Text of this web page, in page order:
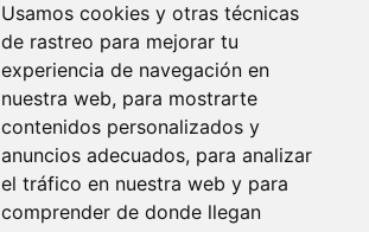
Usamos cookies y otras técnicas
de rastreo para mejorar tu
experiencia de navegación en
nuestra web, para mostrarte
contenidos personalizados y
anuncios adecuados, para analizar
el tráfico en nuestra web y para
comprender de donde llegan